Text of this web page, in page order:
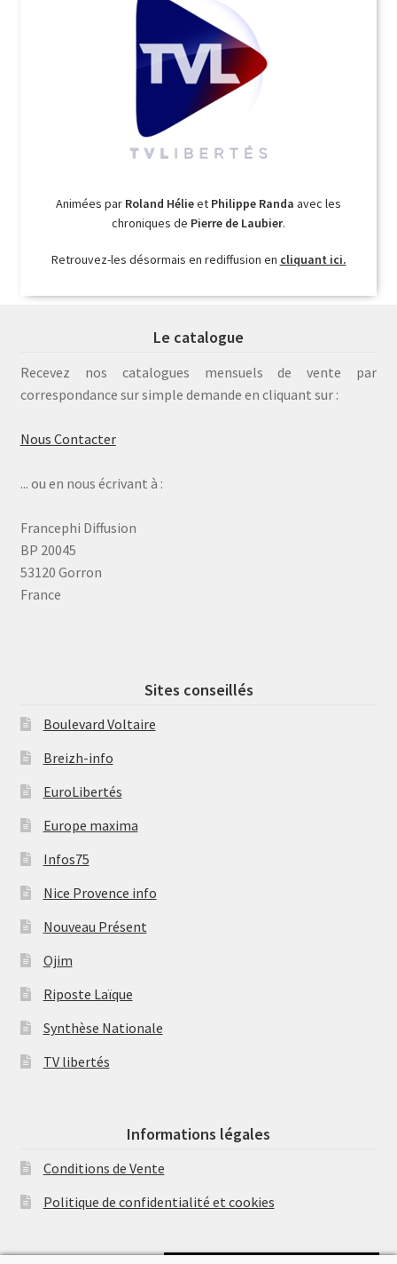
Animées par Roland Hélieet Philippe Randa avec les
chroniques de Pierre de Laubier.
Retrouvez-les désormais en rediffusion en cliquant ici.
Le catalogue
Recevez nos catalogues mensuels de vente par
correspondance sur simple demande en cliquant sur :
Nous Contacter
... ou en nous écrivant à :
Francephi Diffusion
BP 20045
53120 Gorron
France
Sites conseillés
Boulevard Voltaire
Breizh-info
EuroLibertés
Europe maxima
Infos75
Nice Provence info
Nouveau Présent
Ojim
Riposte Laïque
Synthèse Nationale
TV libertés
Informations légales
Conditions de Vente
Politique de confidentialité et cookies